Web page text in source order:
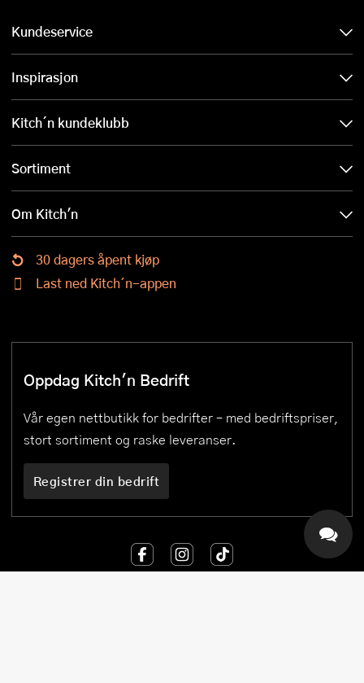
Kundeservice
Inspirasjon
Kitch´n kundeklubb
Sortiment
Om Kitch'n
30 dagers åpent kjøp
Last ned Kitch´n-appen
Oppdag Kitch'n Bedrift
Vår egen nettbutikk for bedrifter – med bedriftspriser,
stort sortiment og raske leveranser.
Registrer din bedrift